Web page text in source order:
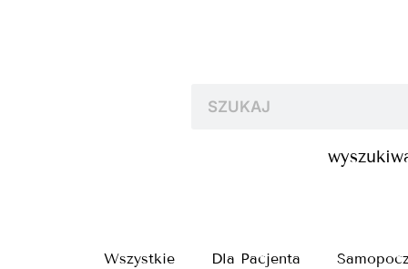
Wszystkie Dla Pacjenta